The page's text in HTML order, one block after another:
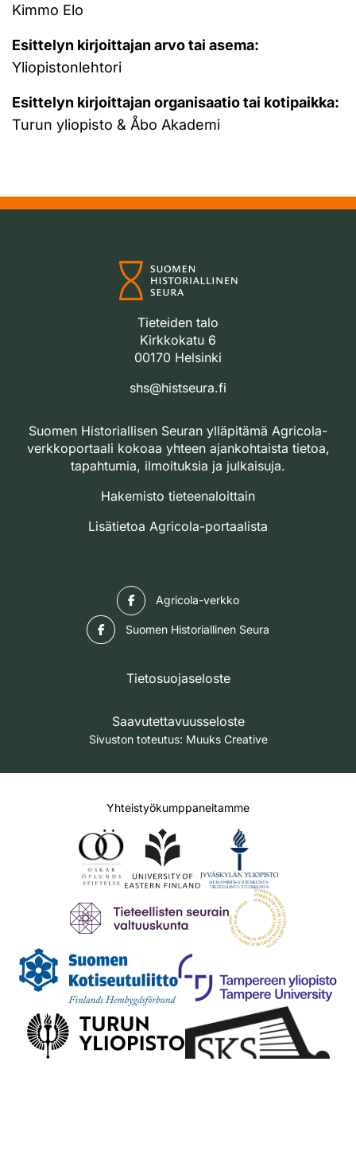
Kimmo Elo
Esittelyn kirjoittajan arvo tai asema:
Yliopistonlehtori
Esittelyn kirjoittajan organisaatio tai kotipaikka:
Turun yliopisto & Åbo Akademi
Tieteiden talo
Kirkkokatu 6
00170 Helsinki
shs@histseura.fi
Suomen Historiallisen Seuran ylläpitämä Agricola-
verkkoportaali kokoaa yhteen ajankohtaista tietoa,
tapahtumia, ilmoituksia ja julkaisuja.
Hakemisto tieteenaloittain
Lisätietoa Agricola-portaalista
Agricola-verkko
Suomen Historiallinen Seura
Tietosuojaseloste
Saavutettavuusseloste
Sivuston toteutus: Muuks Creative
Yhteistyökumppaneitamme